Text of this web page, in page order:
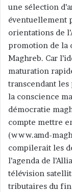
une sélection
éventuellement
orientations de
promotion de la
Maghreb. Car
maturation
transcendant les
la conscience
démocratie
compte mettre
(www.amd-
compilerait les
l’agenda de
télévision
tributaires du